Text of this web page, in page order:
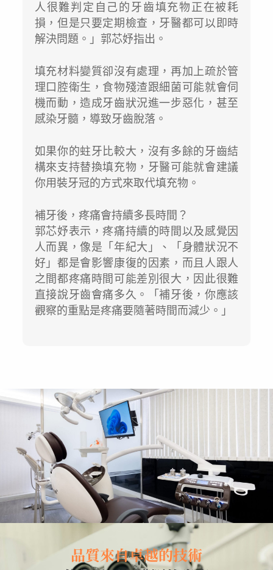
人很難判定自己的牙齒填充物正在被耗
損，但是只要定期檢查，牙醫都可以即時
解決問題。」郭芯妤指出。
填充材料變質卻沒有處理，再加上疏於管
理口腔衛生，食物殘渣跟細菌可能就會伺
機而動，造成牙齒狀況進一步惡化，甚至
感染牙髓，導致牙齒脫落。
如果你的蛀牙比較大，沒有多餘的牙齒結
構來支持替換填充物，牙醫可能就會建議
你用裝牙冠的方式來取代填充物。
補牙後，疼痛會持續多長時間？
郭芯妤表示，疼痛持續的時間以及感覺因
人而異，像是「年紀大」、「身體狀況不
好」都是會影響康復的因素，而且人跟人
之間都疼痛時間可能差別很大，因此很難
直接說牙齒會痛多久。「補牙後，你應該
觀察的重點是疼痛要隨著時間而減少。」
品質來自卓越的技術